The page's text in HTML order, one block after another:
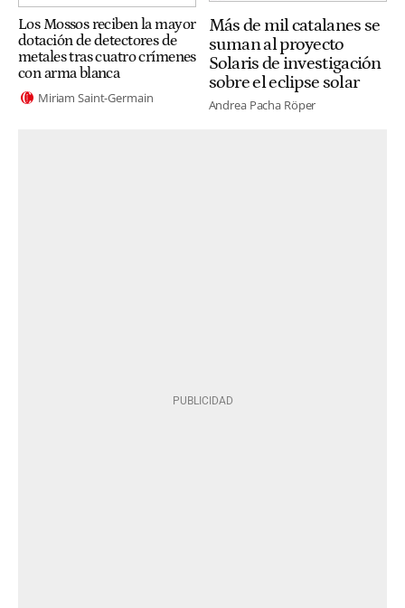
Los Mossos reciben la mayor
dotación de detectores de
metales tras cuatro crímenes
con arma blanca
Miriam Saint-Germain
Más de mil catalanes se
suman al proyecto
Solaris de investigación
sobre el eclipse solar
Andrea Pacha Röper